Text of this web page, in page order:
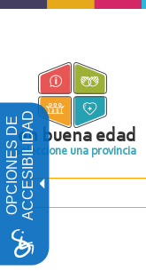
OPCIONES DEACCESIBILIDAD
Pasar
contenido
principal
en buena edad
Seleccione una provincia